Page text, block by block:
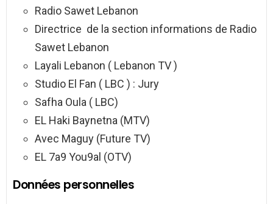
Radio Sawet Lebanon
Directrice de la section informations de Radio
Sawet Lebanon
Layali Lebanon ( Lebanon TV )
Studio El Fan ( LBC ) : Jury
Safha Oula ( LBC)
EL Haki Baynetna (MTV)
Avec Maguy (Future TV)
EL 7a9 You9al (OTV)
Données personnelles